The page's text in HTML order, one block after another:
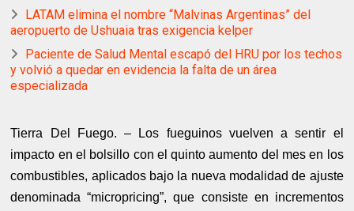
LATAM elimina el nombre “Malvinas Argentinas” del
aeropuerto de Ushuaia tras exigencia kelper
Paciente de Salud Mental escapó del HRU por los techos
y volvió a quedar en evidencia la falta de un área
especializada
Tierra Del Fuego. – Los fueguinos vuelven a sentir el
impacto en el bolsillo con el quinto aumento del mes en los
combustibles, aplicados bajo la nueva modalidad de ajuste
denominada “micropricing”, que consiste en incrementos